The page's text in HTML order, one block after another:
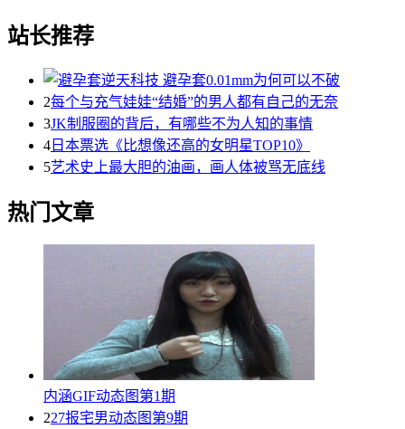
站长推荐
2每个与充气娃娃“结婚”的男人都有自己的无奈
3JK制服圈的背后，有哪些不为人知的事情
4 日本票选《比想像还高的女明星TOP10》
5艺术史上最大胆的油画，画人体被骂无底线
热门文章
内涵GIF动态图第1期
227报宅男动态图第9期